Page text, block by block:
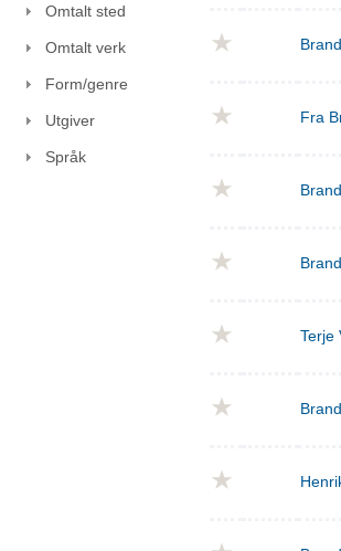
Omtalt sted
Omtalt verk
Form/genre
Utgiver
Språk
Fra
Terje
Brand